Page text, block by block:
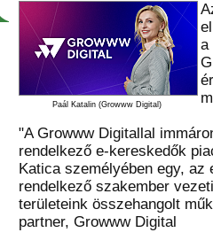
Paál Katalin (Growww Digital)
a
"A Growww Digitallal
rendelkező e-kereskedők
Katica személyében egy, az
rendelkező szakember
területeink összehangolt
partner, Growww Digital